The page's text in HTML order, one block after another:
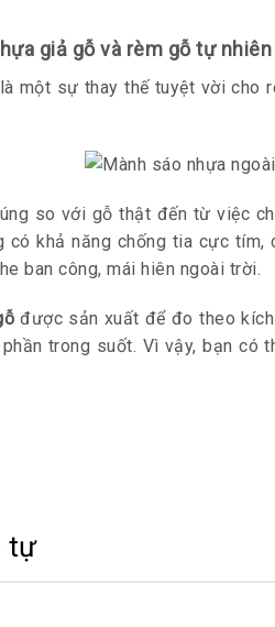
giả gỗ và rèm gỗ tự nhiên
một sự thay thế tuyệt vời
so với gỗ thật đến từ việc
có khả năng chống tia cực
ban công, mái hiên ngoài trời.
được sản xuất để đo theo
trong suốt. Vì vậy, bạn
tự